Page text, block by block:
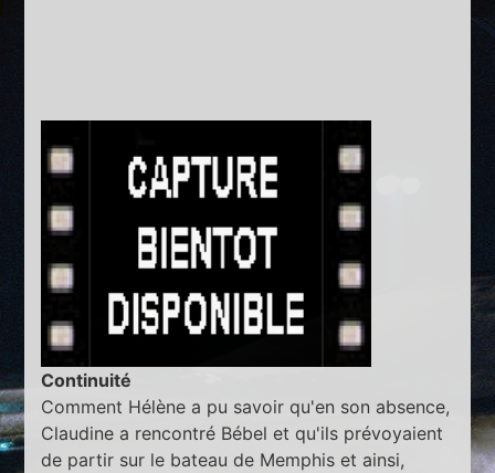
Continuité
Comment Hélène a pu savoir qu'en son absence,
Claudine a rencontré Bébel et qu'ils prévoyaient
de partir sur le bateau de Memphis et ainsi,